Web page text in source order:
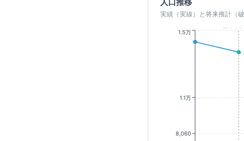
人口推移
実績（実線）と将来推計（破
8,060
1.1万
1.5万